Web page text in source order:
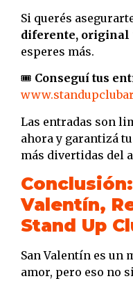
Si querés
diferente, original
esperes más.
🎟 Conseguí tus
Las entradas son
ahora y garantizá
más divertidas del
Valentín,
Stand Up
San Valentín es un
amor, pero eso no